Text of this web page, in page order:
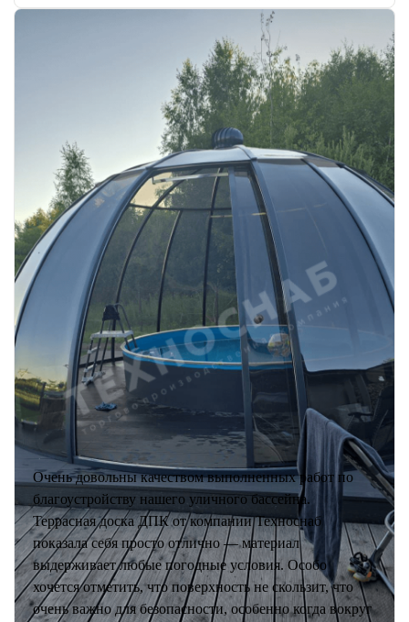
Очень довольны качеством выполненных работ по
благоустройству нашего уличного бассейна.
Террасная доска ДПК от компании Техноснаб
показала себя просто отлично — материал
выдерживает любые погодные условия. Особо
хочется отметить, что поверхность не скользит, что
очень важно для безопасности, особенно когда вокруг